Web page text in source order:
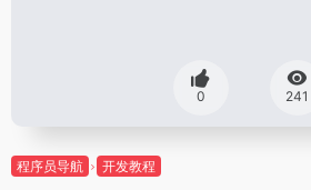
0 241
程序员导航 开发教程